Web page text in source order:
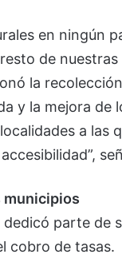
en ningún
de nuestras
la
y la mejora de
a
municipios
parte de
cobro de tasas.